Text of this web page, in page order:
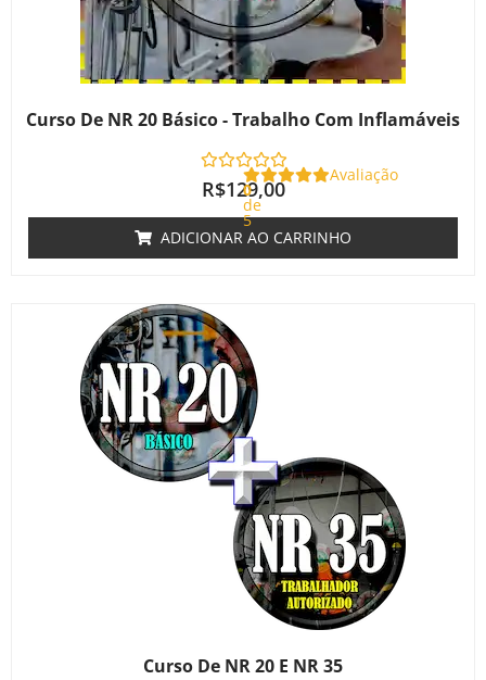
Curso De NR 20 Básico - Trabalho Com Inflamáveis
Avaliação
0
de
5
R$129,00
ADICIONAR AO CARRINHO
Curso De NR 20 E NR 35